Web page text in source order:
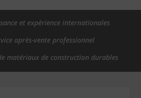
et expérience internationales
après-vente professionnel
matériaux de construction durables